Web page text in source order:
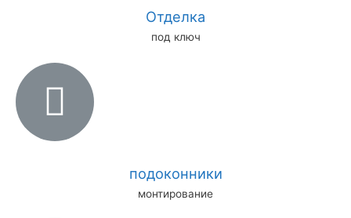
Отделка
под ключ
подоконники
монтирование